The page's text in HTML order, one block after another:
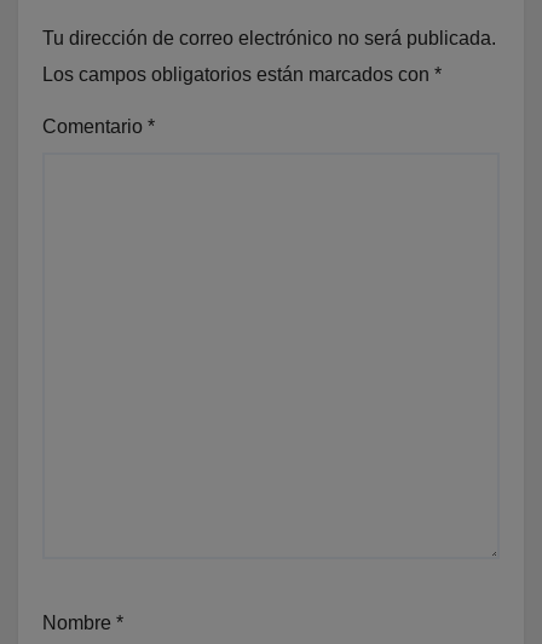
Tu dirección de correo electrónico no será publicada.
Los campos obligatorios están marcados con *
Comentario *
Nombre *